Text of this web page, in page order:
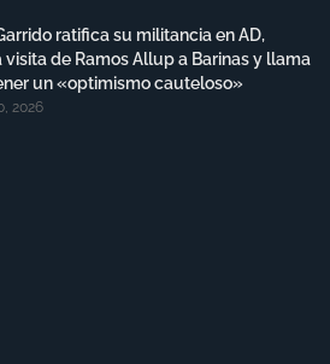
ratifica su militancia en AD,
visita de Ramos Allup a Barinas y llama
un «optimismo cauteloso»
2026